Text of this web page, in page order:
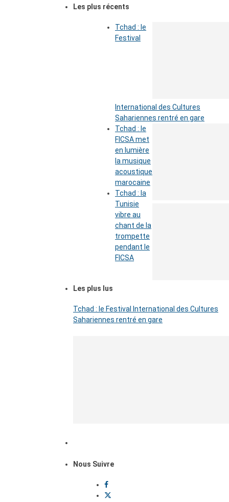
Les plus récents
Tchad : le
Festival
International des Cultures
Sahariennes rentré en gare
Tchad : le
FICSA met
en lumière
la musique
acoustique
marocaine
Tchad : la
Tunisie
vibre au
chant de la
trompette
pendant le
FICSA
Les plus lus
Tchad : le Festival International des Cultures
Sahariennes rentré en gare
Nous Suivre